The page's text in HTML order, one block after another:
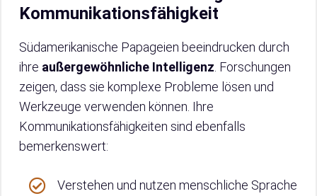
Kommunikationsfähigkeit
Südamerikanische Papageien beeindrucken durch
ihre außergewöhnliche Intelligenz. Forschungen
zeigen, dass sie komplexe Probleme lösen und
Werkzeuge verwenden können. Ihre
Kommunikationsfähigkeiten sind ebenfalls
bemerkenswert:
Verstehen und nutzen menschliche Sprache